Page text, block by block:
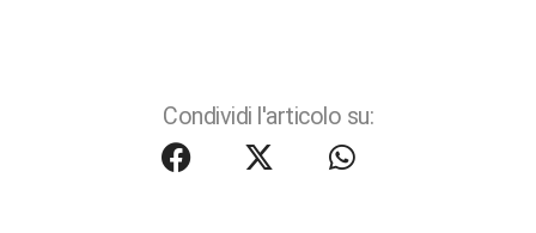
Condividi l'articolo su: